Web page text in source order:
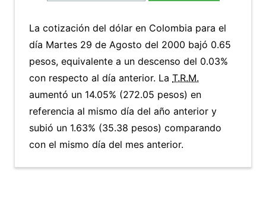
La cotización del dólar en Colombia para el
día Martes 29 de Agosto del 2000 bajó 0.65
pesos, equivalente a un descenso del 0.03%
con respecto al día anterior. La T.R.M.
aumentó un 14.05% (272.05 pesos) en
referencia al mismo día del año anterior y
subió un 1.63% (35.38 pesos) comparando
con el mismo día del mes anterior.